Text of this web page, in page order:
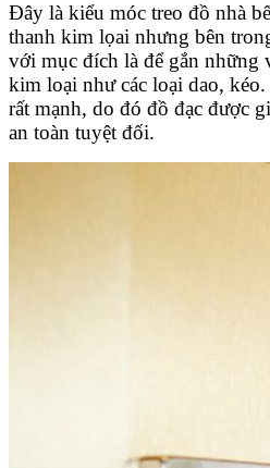
Đây là kiểu móc treo đồ nhà
thanh kim lọai nhưng bên
với mục đích là để gắn những
kim loại như các loại dao,
rất mạnh, do đó đồ đạc được
an toàn tuyệt đối.